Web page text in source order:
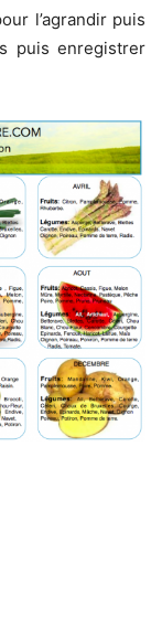
l’agrandir puis
puis enregistrer